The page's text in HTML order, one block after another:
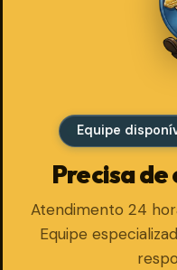
Equipe
Precisa
Atendimento 24
Equipe